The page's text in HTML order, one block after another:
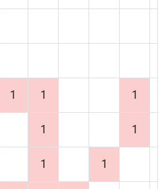
1 1 1
1 1
1 1